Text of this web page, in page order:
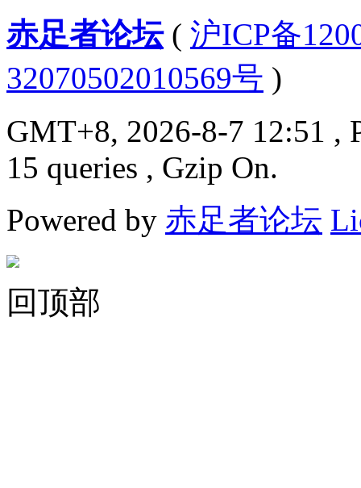
赤足者论坛( 沪ICP备
32070502010569号 )
GMT+8, 2026-8-7 12:51 ,
15 queries , Gzip On.
Powered by 赤足者论坛
回顶部